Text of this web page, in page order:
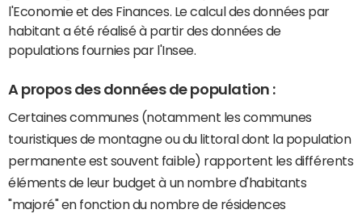
l'Economie et des Finances. Le calcul des données par
habitant a été réalisé à partir des données de
populations fournies par l'Insee.
A propos des données de population :
Certaines communes (notamment les communes
touristiques de montagne ou du littoral dont la population
permanente est souvent faible) rapportent les différents
éléments de leur budget à un nombre d'habitants
"majoré" en fonction du nombre de résidences